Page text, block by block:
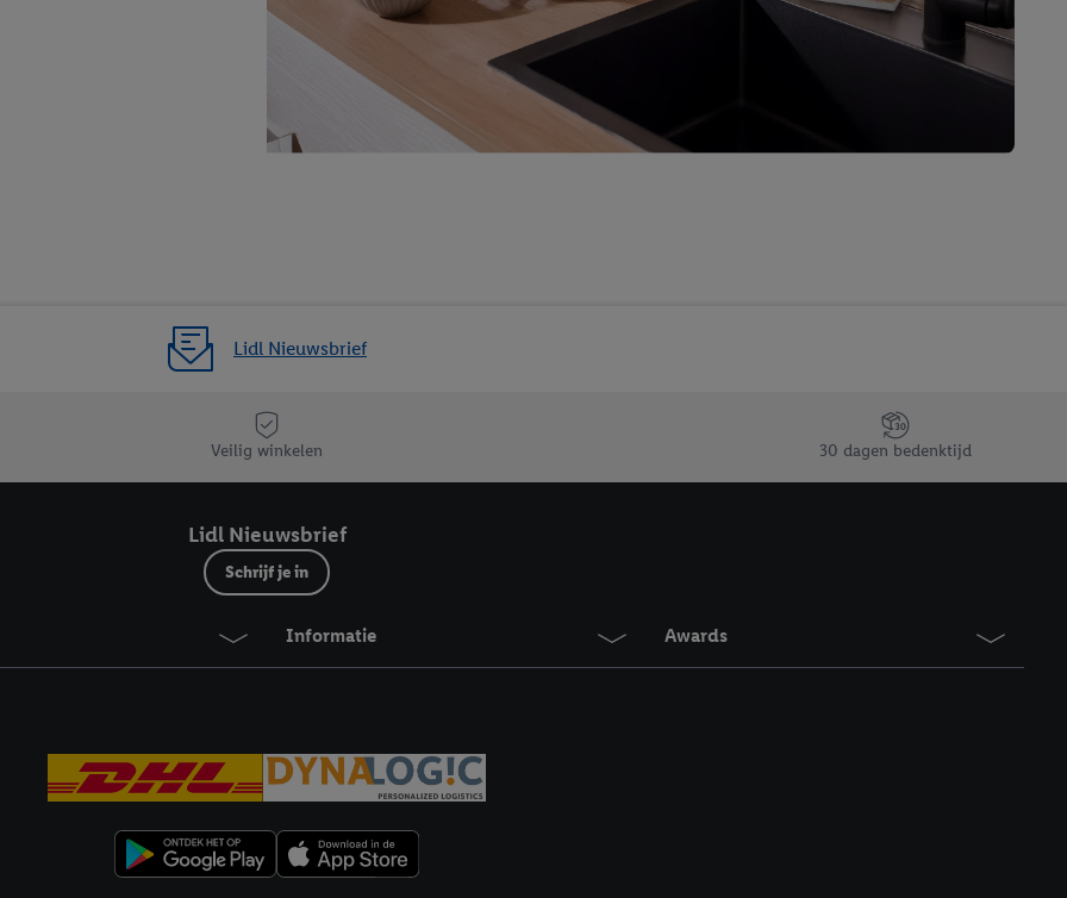
Lidl Nieuwsbrief
Veilig winkelen 30 dagen bedenktijd
Lidl Nieuwsbrief
Schrijf je in
Informatie Awards
andere identifiers of met identifiers waarover Criteo S.A. beschikt, aan jou kunnen worden
je aangeven met welke cookies en vergelijkbare technieken en met welke
je instemt. Verder kan je er meer informatie vinden over de gegevensverwerking.
kies je voor de optie dat er enkel technisch noodzakelijke cookies en vergelijkbare